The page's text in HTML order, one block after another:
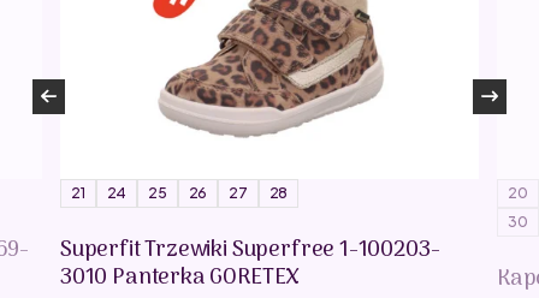
ich zakładanie i ściąganie oraz uczy dzieci samodzielności.
21 24 25 26 27 28
Superfit Trzewiki Superfree 1-100203-
3010 Panterka GORETEX
20
30